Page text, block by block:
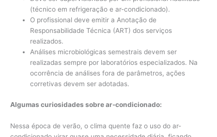
(técnico em refrigeração e ar-condicionado).
O profissional deve emitir a Anotação de
Responsabilidade Técnica (ART) dos serviços
realizados.
Análises microbiológicas semestrais devem ser
realizadas sempre por laboratórios especializados. Na
ocorrência de análises fora de parâmetros, ações
corretivas devem ser adotadas.
Algumas curiosidades sobre ar-condicionado:
Nessa época de verão, o clima quente faz o uso do ar-